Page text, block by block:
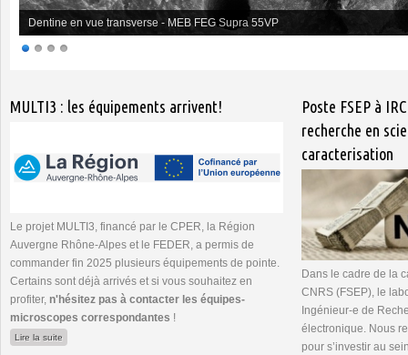
In situ sintering of BioGlass Powder observed in XL30 FEG-ESEM
MULTI3 : les équipements arrivent!
Le projet MULTI3, financé par le CPER, la Région
Auvergne Rhône-Alpes et le FEDER, a permis de
commander fin 2025 plusieurs équipements de pointe.
Certains sont déjà arrivés et si vous souhaitez en
profiter, n'hésitez pas à contacter les équipes-
microscopes correspondantes !
Lire la suite
Poste FSEP à
recherche en
caracterisation
Dans le cadre de la
CNRS (FSEP), le
Ingénieur-e de
électronique. Nous
pour s’investir au
Pages